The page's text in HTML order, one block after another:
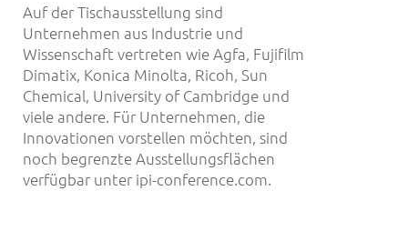
Auf der Tischausstellung sind
Unternehmen aus Industrie und
Wissenschaft vertreten wie Agfa, Fujifilm
Dimatix, Konica Minolta, Ricoh, Sun
Chemical, University of Cambridge und
viele andere. Für Unternehmen, die
Innovationen vorstellen möchten, sind
noch begrenzte Ausstellungsflächen
verfügbar unter ipi-conference.com.